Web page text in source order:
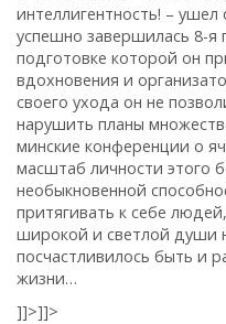
интеллигентность! – ушел
успешно завершилась 8-я
подготовке которой он
вдохновения и
своего ухода он не
нарушить планы
минские конференции о
масштаб личности этого
необыкновенной
притягивать к себе
широкой и светлой души
посчастливилось быть и
жизни…
]]>]]>